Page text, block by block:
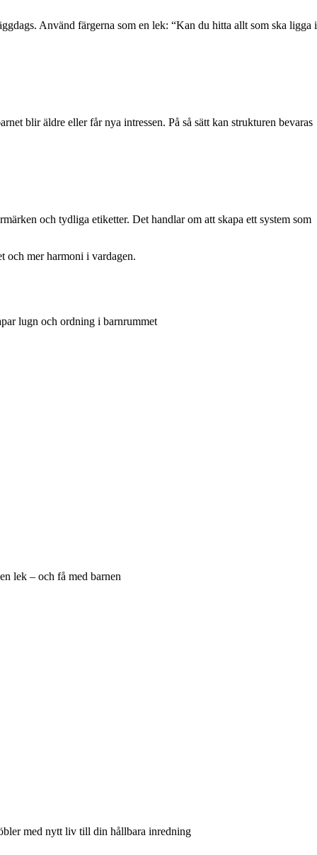
Använd färgerna som en lek: “Kan du hitta allt som ska ligga i
blir äldre eller får nya intressen. På så sätt kan strukturen bevaras
och tydliga etiketter. Det handlar om att skapa ett system som
och mer harmoni i vardagen.
lugn och ordning i barnrummet
lek – och få med barnen
med nytt liv till din hållbara inredning